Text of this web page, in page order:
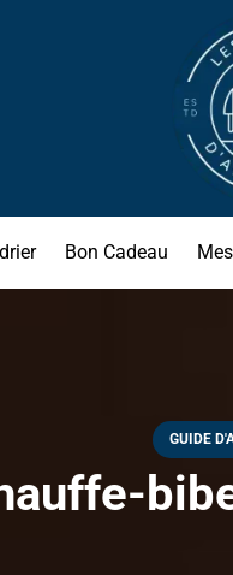
Bon Cadeau
GUIDE